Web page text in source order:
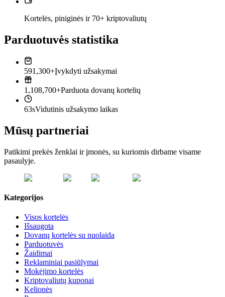
Kortelės, piniginės ir 70+ kriptovaliutų
Parduotuvės statistika
591,300+Įvykdyti užsakymai
1,108,700+Parduota dovanų kortelių
63sVidutinis užsakymo laikas
Mūsų partneriai
Patikimi prekės ženklai ir įmonės, su kuriomis dirbame visame
pasaulyje.
Kategorijos
Visos kortelės
Išsaugota
Dovanų kortelės su nuolaida
Parduotuvės
Žaidimai
Reklaminiai pasiūlymai
Mokėjimo kortelės
Kriptovaliutų kuponai
Kelionės